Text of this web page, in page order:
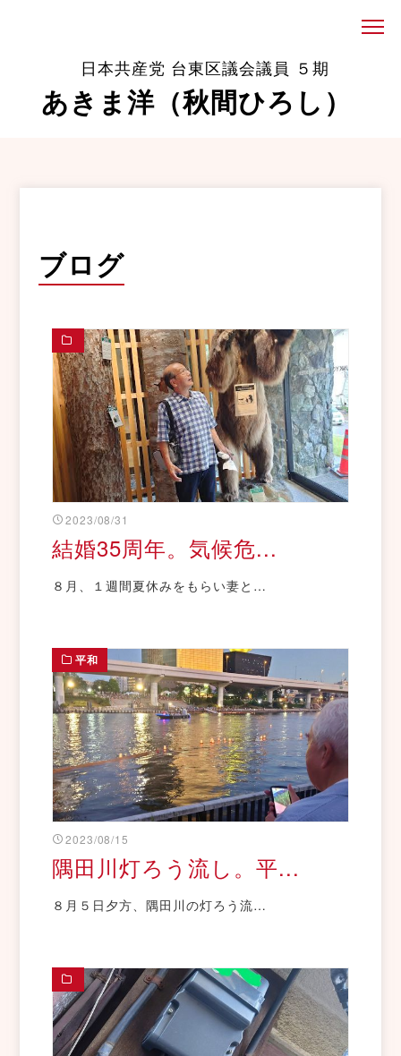
日本共産党 台東区議会議員 ５期
あきま洋（秋間ひろし）
ブログ
2023/08/31
結婚35周年。気候危...
８月、１週間夏休みをもらい妻と…
平和
2023/08/15
隅田川灯ろう流し。平...
８月５日夕方、隅田川の灯ろう流…